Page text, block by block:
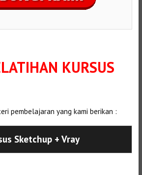
KURSUS
pembelajaran yang kami berikan :
Sketchup + Vray